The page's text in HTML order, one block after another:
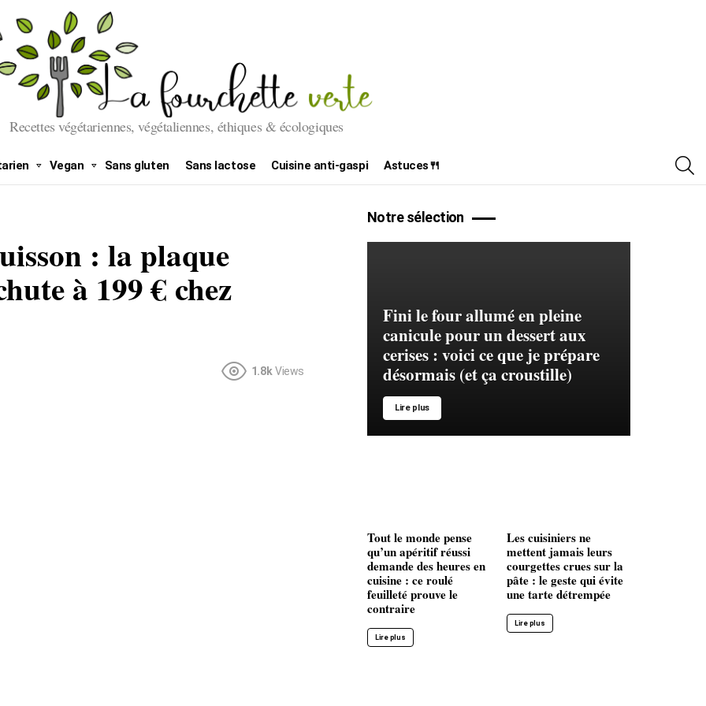
Recettes végétariennes, végétaliennes, éthiques & écologiques
Vegan Sans gluten Sans lactose Cuisine anti-gaspi Astuces🍴
: la plaque
à 199 € chez
1.8k Views
Notre sélection
Fini le four allumé en pleine
canicule pour un dessert aux
cerises : voici ce que je prépare
désormais (et ça croustille)
Lire plus
Tout le monde pense
qu’un apéritif réussi
demande des heures en
cuisine : ce roulé
feuilleté prouve le
contraire
Lire plus
Les cuisiniers ne
mettent jamais leurs
courgettes crues sur la
pâte : le geste qui évite
une tarte détrempée
Lire plus